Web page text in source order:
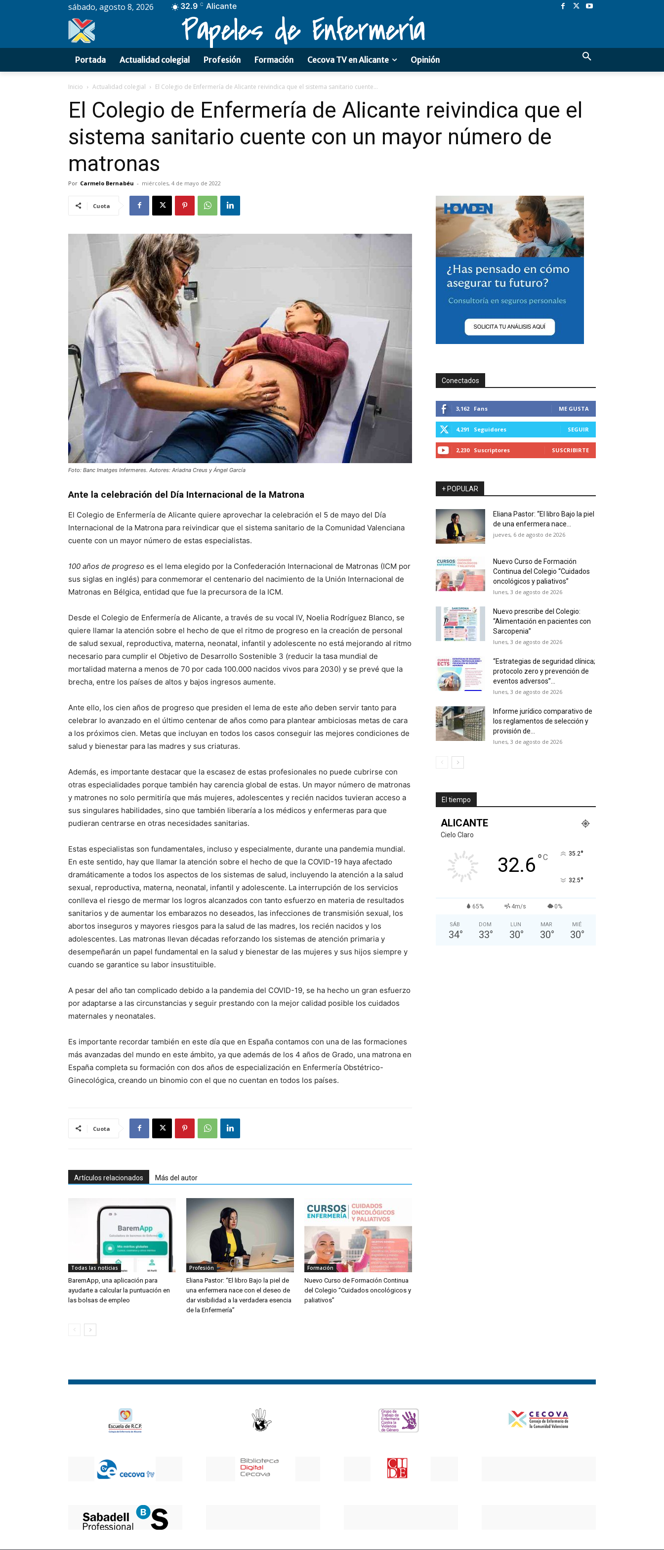
sábado, agosto 8, 2026 32.9 C Alicante
Papeles de Enfermería
Portada Actualidad colegial Profesión Formación Cecova TV en Alicante Opinión
Inicio Actualidad colegial El Colegio de Enfermería de Alicante reivindica que el sistema sanitario cuente...
El Colegio de Enfermería de Alicante reivindica que el
sistema sanitario cuente con un mayor número de
matronas
Por Carmelo Bernabéu - miércoles, 4 de mayo de 2022
Cuota
Foto: Banc Imatges Infermeres. Autores: Ariadna Creus y Ángel García
Ante la celebración del Día Internacional de la Matrona
El Colegio de Enfermería de Alicante quiere aprovechar la celebración el 5 de mayo del Día
Internacional de la Matrona para reivindicar que el sistema sanitario de la Comunidad Valenciana
cuente con un mayor número de estas especialistas.
100 años de progreso es el lema elegido por la Confederación Internacional de Matronas (ICM por
sus siglas en inglés) para conmemorar el centenario del nacimiento de la Unión Internacional de
Matronas en Bélgica, entidad que fue la precursora de la ICM.
Desde el Colegio de Enfermería de Alicante, a través de su vocal IV, Noelia Rodríguez Blanco, se
quiere llamar la atención sobre el hecho de que el ritmo de progreso en la creación de personal
de salud sexual, reproductiva, materna, neonatal, infantil y adolescente no está mejorando al ritmo
necesario para cumplir el Objetivo de Desarrollo Sostenible 3 (reducir la tasa mundial de
mortalidad materna a menos de 70 por cada 100.000 nacidos vivos para 2030) y se prevé que la
brecha, entre los países de altos y bajos ingresos aumente.
Ante ello, los cien años de progreso que presiden el lema de este año deben servir tanto para
celebrar lo avanzado en el último centenar de años como para plantear ambiciosas metas de cara
a los próximos cien. Metas que incluyan en todos los casos conseguir las mejores condiciones de
salud y bienestar para las madres y sus criaturas.
Además, es importante destacar que la escasez de estas profesionales no puede cubrirse con
otras especialidades porque también hay carencia global de estas. Un mayor número de matronas
y matrones no solo permitiría que más mujeres, adolescentes y recién nacidos tuvieran acceso a
sus singulares habilidades, sino que también liberaría a los médicos y enfermeras para que
pudieran centrarse en otras necesidades sanitarias.
Estas especialistas son fundamentales, incluso y especialmente, durante una pandemia mundial.
En este sentido, hay que llamar la atención sobre el hecho de que la COVID-19 haya afectado
dramáticamente a todos los aspectos de los sistemas de salud, incluyendo la atención a la salud
sexual, reproductiva, materna, neonatal, infantil y adolescente. La interrupción de los servicios
conlleva el riesgo de mermar los logros alcanzados con tanto esfuerzo en materia de resultados
sanitarios y de aumentar los embarazos no deseados, las infecciones de transmisión sexual, los
abortos inseguros y mayores riesgos para la salud de las madres, los recién nacidos y los
adolescentes. Las matronas llevan décadas reforzando los sistemas de atención primaria y
desempeñarán un papel fundamental en la salud y bienestar de las mujeres y sus hijos siempre y
cuando se garantice su labor insustituible.
A pesar del año tan complicado debido a la pandemia del COVID-19, se ha hecho un gran esfuerzo
por adaptarse a las circunstancias y seguir prestando con la mejor calidad posible los cuidados
maternales y neonatales.
Es importante recordar también en este día que en España contamos con una de las formaciones
más avanzadas del mundo en este ámbito, ya que además de los 4 años de Grado, una matrona en
España completa su formación con dos años de especialización en Enfermería Obstétrico-
Ginecológica, creando un binomio con el que no cuentan en todos los países.
Cuota
Artículos relacionados Más del autor
Todas las noticias
BaremApp, una aplicación para
ayudarte a calcular la puntuación en
las bolsas de empleo
Profesión
Eliana Pastor: “El libro Bajo la piel de
una enfermera nace con el deseo de
dar visibilidad a la verdadera esencia
de la Enfermería”
Formación
Nuevo Curso de Formación Continua
del Colegio “Cuidados oncológicos y
paliativos”
Conectados
3,162 Fans ME GUSTA
4,291 Seguidores SEGUIR
2,230 Suscriptores SUSCRIBIRTE
+ POPULAR
Eliana Pastor: “El libro Bajo la piel
de una enfermera nace...
jueves, 6 de agosto de 2026
Nuevo Curso de Formación
Continua del Colegio “Cuidados
oncológicos y paliativos”
lunes, 3 de agosto de 2026
Nuevo prescribe del Colegio:
“Alimentación en pacientes con
Sarcopenia”
lunes, 3 de agosto de 2026
“Estrategias de seguridad clínica;
protocolo zero y prevención de
eventos adversos”...
lunes, 3 de agosto de 2026
Informe jurídico comparativo de
los reglamentos de selección y
provisión de...
lunes, 3 de agosto de 2026
El tiempo
ALICANTE
Cielo Claro
32.6°C 35.2°
32.5°
65% 4m/s 0%
SÁB
34°
DOM
33°
LUN
30°
MAR
30°
MIÉ
30°